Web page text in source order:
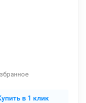
в 1 клик